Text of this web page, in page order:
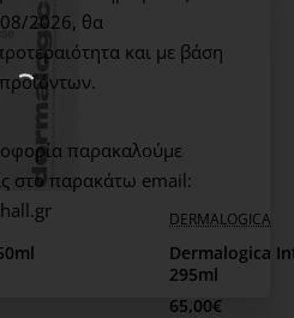
2026, θα
και με βάση
παρακαλούμε
στο παρακάτω email:
79%
DERMALOGICA
Dermalogica
295ml
65,00€